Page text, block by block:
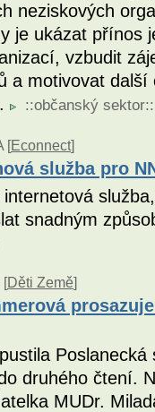
neziskových
je ukázat přínos
vzbudit
a motivovat
::občanský sektor::
[Econnect]
služba pro
snadným
[Děti Země]
druhého čtení.
MUDr.